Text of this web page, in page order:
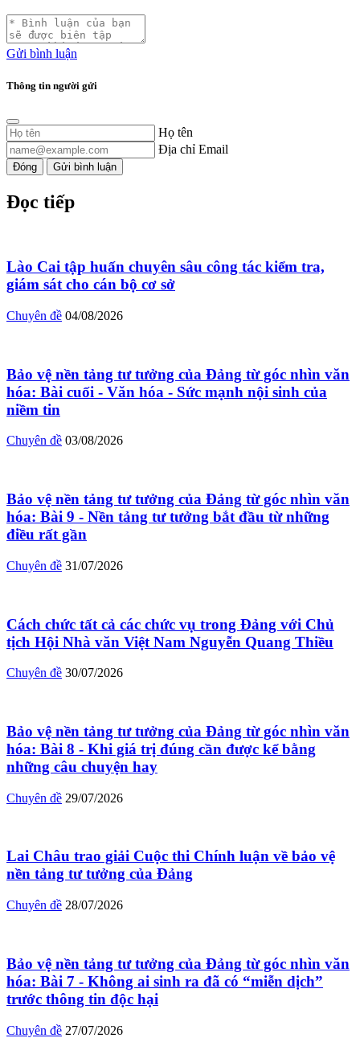
Gửi bình luận
Thông tin người gửi
Họ tên
Địa chỉ Email
Đóng Gửi bình luận
Đọc tiếp
Lào Cai tập huấn chuyên sâu công tác kiểm tra,
giám sát cho cán bộ cơ sở
Chuyên đề 04/08/2026
Bảo vệ nền tảng tư tưởng của Đảng từ góc nhìn văn
hóa: Bài cuối - Văn hóa - Sức mạnh nội sinh của
niềm tin
Chuyên đề 03/08/2026
Bảo vệ nền tảng tư tưởng của Đảng từ góc nhìn văn
hóa: Bài 9 - Nền tảng tư tưởng bắt đầu từ những
điều rất gần
Chuyên đề 31/07/2026
Cách chức tất cả các chức vụ trong Đảng với Chủ
tịch Hội Nhà văn Việt Nam Nguyễn Quang Thiều
Chuyên đề 30/07/2026
Bảo vệ nền tảng tư tưởng của Đảng từ góc nhìn văn
hóa: Bài 8 - Khi giá trị đúng cần được kể bằng
những câu chuyện hay
Chuyên đề 29/07/2026
Lai Châu trao giải Cuộc thi Chính luận về bảo vệ
nền tảng tư tưởng của Đảng
Chuyên đề 28/07/2026
Bảo vệ nền tảng tư tưởng của Đảng từ góc nhìn văn
hóa: Bài 7 - Không ai sinh ra đã có “miễn dịch”
trước thông tin độc hại
Chuyên đề 27/07/2026